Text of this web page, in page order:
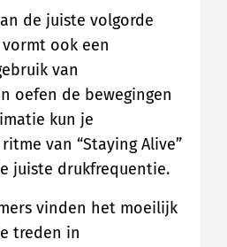
de juiste volgorde
ook een
van
oefen de bewegingen
kun je
van “Staying Alive”
juiste drukfrequentie.
vinden het moeilijk
treden in